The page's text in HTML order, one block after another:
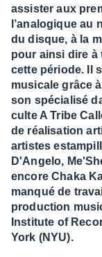
assister aux
l’analogique au
du disque, à la
pour ainsi dire à
cette période. Il
musicale grâce
son spécialisé
culte A Tribe
de réalisation
artistes
D'Angelo,
encore Chaka
manqué de
production
Institute of
York (NYU).